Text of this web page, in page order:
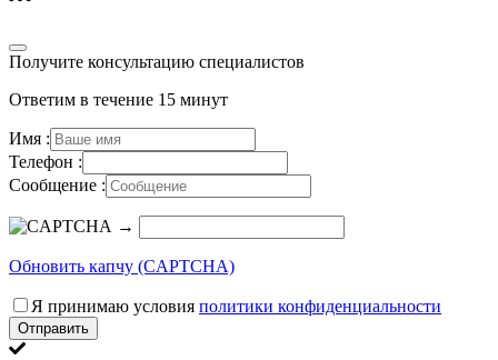
Получите консультацию специалистов
Ответим в течение 15 минут
Имя :
Телефон :
Сообщение :
→
Обновить капчу (CAPTCHA)
Я принимаю условия политики конфиденциальности
Отправить